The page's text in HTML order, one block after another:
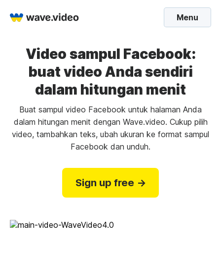
Menu
Video sampul Facebook:
buat video Anda sendiri
dalam hitungan menit
Buat sampul video Facebook untuk halaman Anda
dalam hitungan menit dengan Wave.video. Cukup pilih
video, tambahkan teks, ubah ukuran ke format sampul
Facebook dan unduh.
Sign up free →